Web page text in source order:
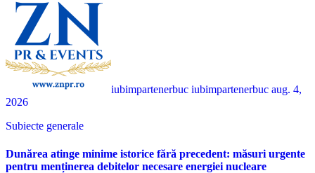
iubimpartenerbuc iubimpartenerbuc aug. 4,
2026
Subiecte generale
Dunărea atinge minime istorice fără precedent: măsuri urgente
pentru menținerea debitelor necesare energiei nucleare